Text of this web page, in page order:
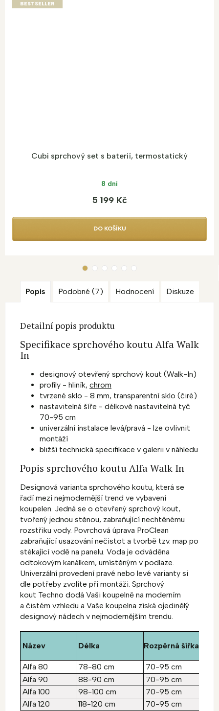
BESTSELLER
Cubi sprchový set s baterií, termostatický
8 dní
5 199 Kč
DO KOŠÍKU
Popis Podobné (7) Hodnocení Diskuze
Detailní popis produktu
Specifikace sprchového koutu Alfa Walk
In
designový otevřený sprchový kout (Walk-In)
profily - hliník, chrom
tvrzené sklo - 8 mm, transparentní sklo (čiré)
nastavitelná šíře - délkově nastavitelná tyč
70-95 cm
univerzální instalace levá/pravá - lze ovlivnit
montáží
bližší technická specifikace v galerii v náhledu
Popis sprchového koutu Alfa Walk In
Designová varianta sprchového koutu, která se
řadí mezi nejmodernější trend ve vybavení
koupelen. Jedná se o otevřený sprchový kout,
tvořený jednou stěnou, zabraňující nechtěnému
rozstřiku vody. Povrchová úprava ProClean
zabraňující usazování nečistot a tvorbě tzv. map po
stékající vodě na panelu. Voda je odváděna
odtokovým kanálkem, umístěným v podlaze.
Univerzální provedení pravé nebo levé varianty si
dle potřeby zvolíte při montáži. Sprchový
kout Techno dodá Vaši koupelně na moderním
a čistém vzhledu a Vaše koupelna získá ojedinělý
designový nádech v nejmodernějším trendu.
Název Délka Rozpěrná šířka
Alfa 80 78-80 cm 70-95 cm
Alfa 90
88-90 cm 70-95 cm
Alfa 100
98-100 cm 70-95 cm
Alfa 120
118-120 cm 70-95 cm